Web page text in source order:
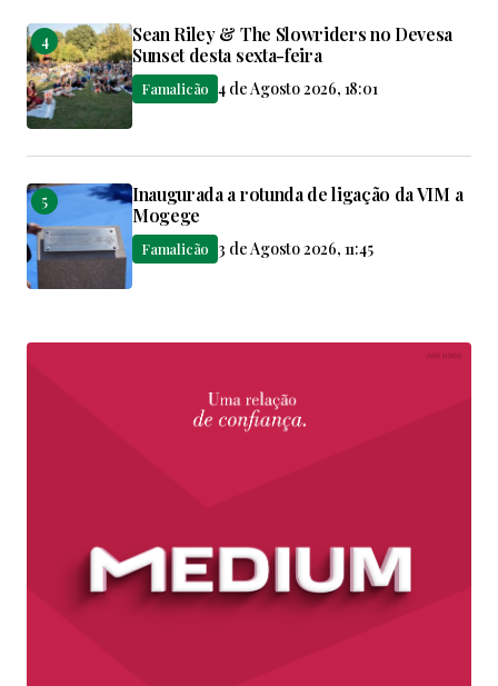
Sean Riley & The Slowriders no Devesa
Sunset desta sexta-feira
Famalicão 4 de Agosto 2026, 18:01
Inaugurada a rotunda de ligação da VIM a
Mogege
Famalicão 3 de Agosto 2026, 11:45